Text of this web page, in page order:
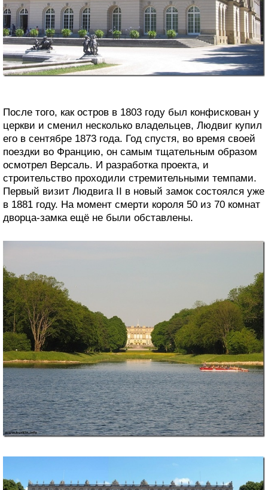
После того, как остров в 1803 году был конфискован у
церкви и сменил несколько владельцев, Людвиг купил
его в сентябре 1873 года. Год спустя, во время своей
поездки во Францию, он самым тщательным образом
осмотрел Версаль. И разработка проекта, и
строительство проходили стремительными темпами.
Первый визит Людвига II в новый замок состоялся уже
в 1881 году. На момент смерти короля 50 из 70 комнат
дворца-замка ещё не были обставлены.